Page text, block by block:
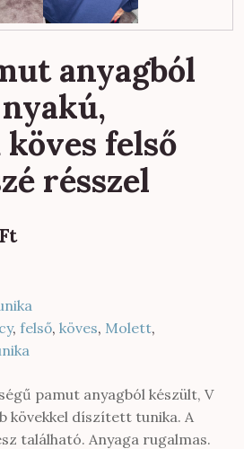
anyagból
felső
résszel
Ft
, felső, köves, Molett,
pamut anyagból készült, V
kövekkel díszített tunika. A
található. Anyaga rugalmas.